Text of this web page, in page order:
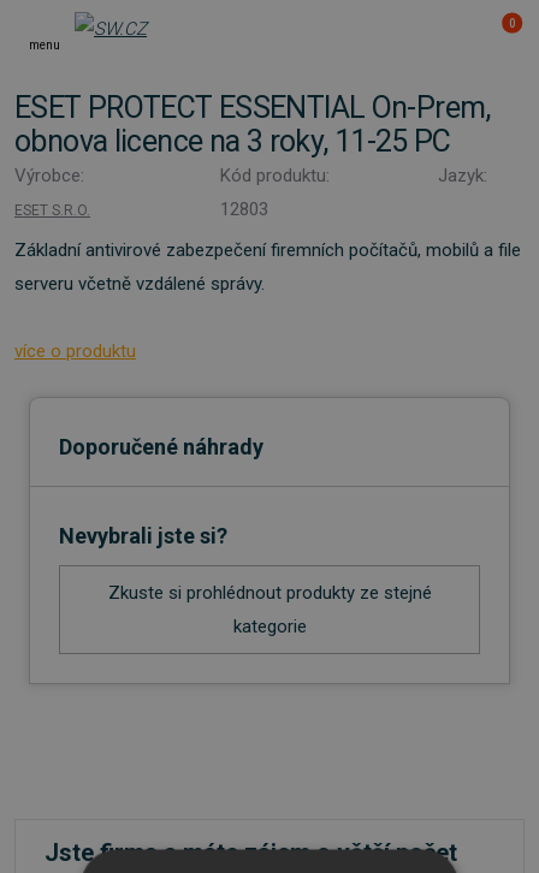
menu
0
ESET PROTECT ESSENTIAL On-Prem,
obnova licence na 3 roky, 11-25 PC
Výrobce:
ESET S.R.O.
Kód produktu:
12803
Jazyk:
Základní antivirové zabezpečení firemních počítačů, mobilů a file
serveru včetně vzdálené správy.
více o produktu
Doporučené náhrady
Nevybrali jste si?
Zkuste si prohlédnout produkty ze stejné
kategorie
Jste firma a máte zájem o větší počet